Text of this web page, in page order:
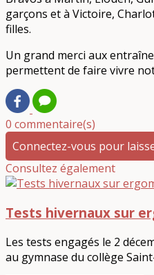
garçons et à Victoire,
filles.
Un grand merci aux
permettent de faire vivre
0 commentaire(s)
Connectez-vous pour
Consultez également
Tests hivernaux sur
Les tests engagés le 2
au gymnase du collège